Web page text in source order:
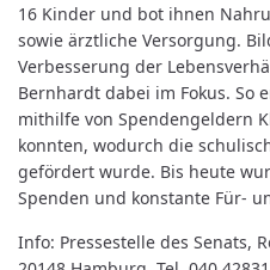
16 Kinder und bot ihnen
sowie ärztliche Versorgung.
Verbesserung der
Bernhardt dabei im Fokus. So
mithilfe von Spendengeldern
konnten, wodurch die
gefördert wurde. Bis heute
Spenden und konstante Für-
Info: Pressestelle des Senats,